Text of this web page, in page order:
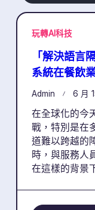
玩轉AI科技
「解決語言
系統在餐飲
Admin 6 月
在全球化的今
戰，特別是在
道難以跨越的
時，與服務人
在這樣的背景